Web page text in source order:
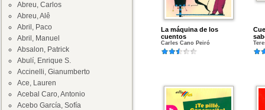
Abreu, Carlos
Abreu, Alê
Abril, Paco
Abril, Manuel
Absalon, Patrick
Abulí, Enrique S.
Accinelli, Gianumberto
Ace, Lauren
Acebal Caro, Antonio
Acebo García, Sofía
La máquina de los
cuentos
Carles Cano Peiró